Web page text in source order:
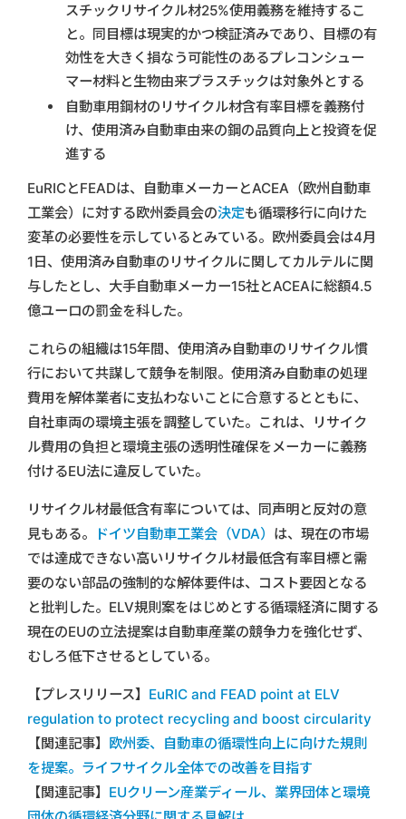
スチックリサイクル材25%使用義務を維持するこ
と。同目標は現実的かつ検証済みであり、目標の有
効性を大きく損なう可能性のあるプレコンシュー
マー材料と生物由来プラスチックは対象外とする
自動車用鋼材のリサイクル材含有率目標を義務付
け、使用済み自動車由来の鋼の品質向上と投資を促
進する
EuRICとFEADは、自動車メーカーとACEA（欧州自動車
工業会）に対する欧州委員会の決定も循環移行に向けた
変革の必要性を示しているとみている。欧州委員会は4月
1日、使用済み自動車のリサイクルに関してカルテルに関
与したとし、大手自動車メーカー15社とACEAに総額4.5
億ユーロの罰金を科した。
これらの組織は15年間、使用済み自動車のリサイクル慣
行において共謀して競争を制限。使用済み自動車の処理
費用を解体業者に支払わないことに合意するとともに、
自社車両の環境主張を調整していた。これは、リサイク
ル費用の負担と環境主張の透明性確保をメーカーに義務
付けるEU法に違反していた。
リサイクル材最低含有率については、同声明と反対の意
見もある。
ドイツ自動車工業会（VDA） は、現在の市場
では達成できない高いリサイクル材最低含有率目標と需
要のない部品の強制的な解体要件は、コスト要因となる
と批判した。ELV規則案をはじめとする循環経済に関する
現在のEUの立法提案は自動車産業の競争力を強化せず、
むしろ低下させるとしている。
【プレスリリース】 EuRIC and FEAD point at ELV
regulation to protect recycling and boost circularity
【関連記事】 欧州委、自動車の循環性向上に向けた規則
を提案。ライフサイクル全体での改善を目指す
【関連記事】 EUクリーン産業ディール、業界団体と環境